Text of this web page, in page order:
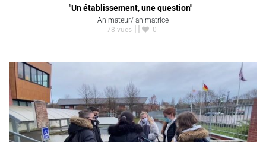
"Un établissement, une question"
Animateur/ animatrice
78 vues
0